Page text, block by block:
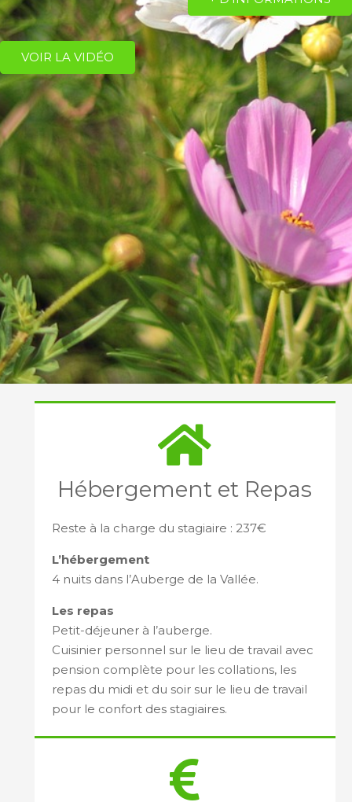
VOIR LA VIDÉO
Hébergement et Repas
Reste à la charge du stagiaire : 237€
L’hébergement
4 nuits dans l’Auberge de la Vallée.
Les repas
Petit-déjeuner à l’auberge.
Cuisinier personnel sur le lieu de travail avec
pension complète pour les collations, les
repas du midi et du soir sur le lieu de travail
pour le confort des stagiaires.